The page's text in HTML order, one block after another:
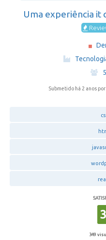
Uma experiência it
Submetido há 2 anos
349